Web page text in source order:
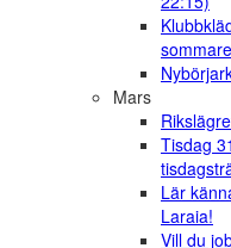
Mars
Tisdag
Lär
Laraia!
Vill du